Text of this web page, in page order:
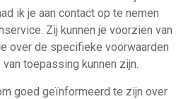
ik je aan contact op te nemen
Zij kunnen je voorzien van
over de specifieke voorwaarden
toepassing kunnen zijn.
goed geïnformeerd te zijn over